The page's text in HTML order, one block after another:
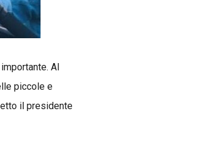
Al
piccole e
il presidente